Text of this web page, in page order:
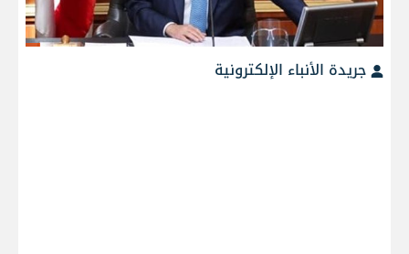
جريدة الأنباء الإلكترونية